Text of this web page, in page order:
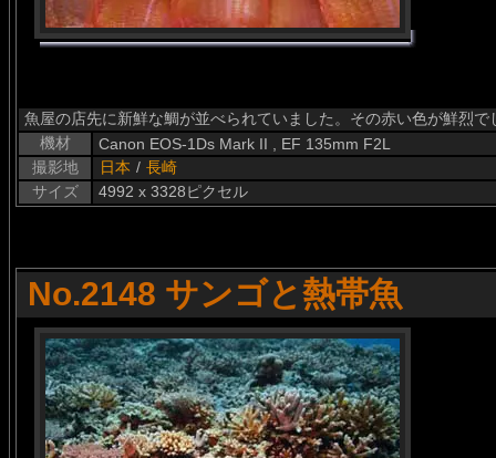
魚屋の店先に新鮮な鯛が並べられていました。その赤い色が鮮烈で
機材
Canon EOS-1Ds Mark II , EF 135mm F2L
撮影地
日本 / 長崎
サイズ
4992 x 3328ピクセル
No.2148 サンゴと熱帯魚